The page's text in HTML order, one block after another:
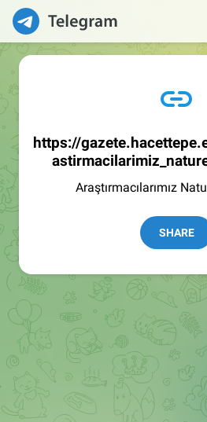
https://
Araştırmacılarımız
SHARE